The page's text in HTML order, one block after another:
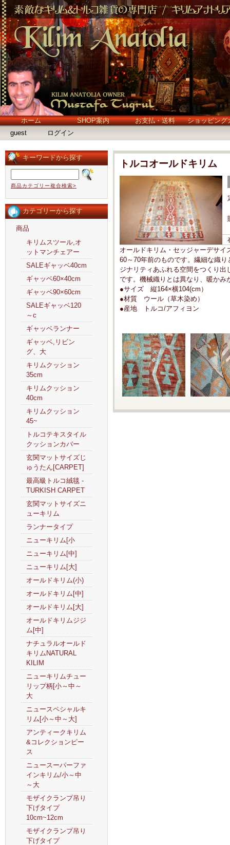
ホーム SHOP案内 お支払・送料
ショッピング
guest
ログイン
キーワードから探す
商品カテゴリー複合検索>
カテゴリーから探す
商品
キリムスツール,オ
ットマンチェアー
SALEギャッベ40cm
ギャッベ60×40cm
ギャッベ90×60cm
SALEギャッベ120
～c
ギャッベランナー
ギャッベ,リビン
グ、大
キリムクッション
35cm
キリムクッション
40cm
キリムクッション
45~
トルコテキスタイル
クッションカバー
玄関マットサイズじ
ゅうたん[CARPET]
最高級トルコ絨毯 -
TURKISH CARPET
玄関マットサイズニ
ューキリム
ランナータイプ
ニューキリム[小
ニューキリム[中]
ニューキリム[大]
オールドキリム(小)
オールドキリム[中]
オールドキリム[大]
オールドキリムジジ
ム[中]
ナチュラルオールド
キリムNATURAL
KILIM
ニューキリムチュー
リップ柄[小～中～
大
ニュースペシャルキ
リム[小～中～大]
アンティークキリム
&コレクションピー
ス
ニュースーパーファ
インキリム/小～中
～大
モザイクランプ吊り
下げタイプ
10cm~12cm
モザイクランプ吊り
下げタイプ
トルコオールドキリム
オールドキリム・セッジャーデサイ
60～70年前のものです。繊細な織
ジナリティあふれる空間をつくり
です。機械織りとは異なり、暖かみ
●サイズ 縦164×横104(cm）
●材質 ウール（草木染め）
●産地 トルコ/アフィヨン